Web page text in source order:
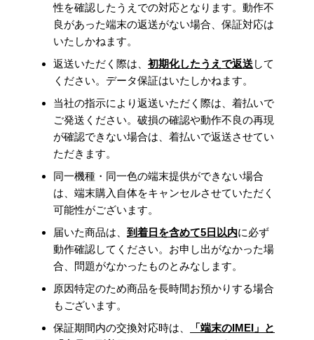
性を確認したうえでの対応となります。動作不
良があった端末の返送がない場合、保証対応は
いたしかねます。
返送いただく際は、 初期化したうえで返送 して
ください。データ保証はいたしかねます。
当社の指示により返送いただく際は、着払いで
ご発送ください。破損の確認や動作不良の再現
が確認できない場合は、着払いで返送させてい
ただきます。
同一機種・同一色の端末提供ができない場合
は、端末購入自体をキャンセルさせていただく
可能性がございます。
届いた商品は、 到着日を含めて5日以内に必ず
動作確認してください。お申し出がなかった場
合、問題がなかったものとみなします。
原因特定のため商品を長時間お預かりする場合
もございます。
保証期間内の交換対応時は、
「端末のIMEI」と